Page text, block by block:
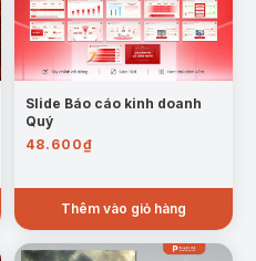
Slide Báo cáo kinh doanh
Quý
48.600₫
Thêm vào giỏ hàng